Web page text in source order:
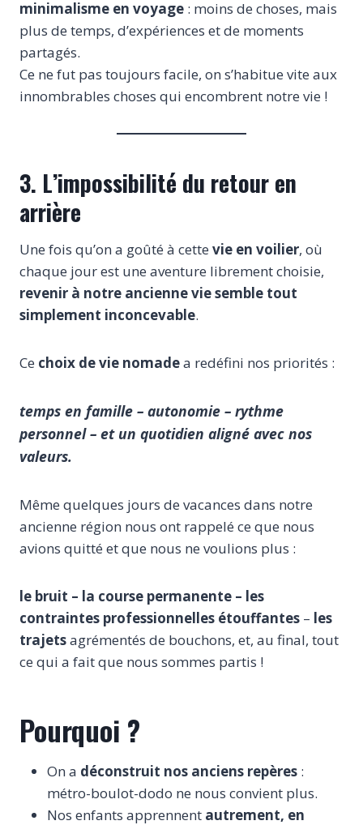
minimalisme en voyage : moins de choses, mais
plus de temps, d’expériences et de moments
partagés.
Ce ne fut pas toujours facile, on s’habitue vite aux
innombrables choses qui encombrent notre vie !
3. L’impossibilité du retour en
arrière
Une fois qu’on a goûté à cette vie en voilier, où
chaque jour est une aventure librement choisie,
revenir à notre ancienne vie semble tout
simplement inconcevable.
Ce choix de vie nomadea redéfini nos priorités :
temps en famille – autonomie – rythme
personnel – et un quotidien aligné avec nos
valeurs.
Même quelques jours de vacances dans notre
ancienne région nous ont rappelé ce que nous
avions quitté et que nous ne voulions plus :
le bruit – la course permanente – les
contraintes professionnelles étouffantes – les
trajetsagrémentés de bouchons, et, au final, tout
ce qui a fait que nous sommes partis !
Pourquoi ?
On a déconstruit nos anciens repères :
métro-boulot-dodo ne nous convient plus.
Nos enfants apprennent autrement, en